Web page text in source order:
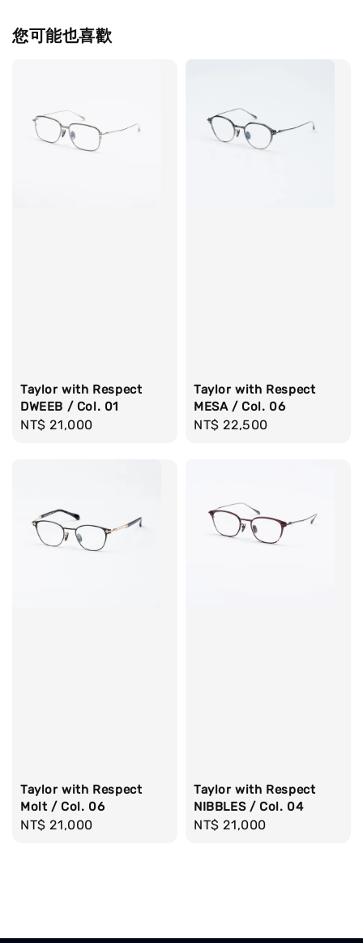
您可能也喜歡
Taylor with Respect
DWEEB / Col. 01
Regular
NT$ 21,000
Taylor with Respect
MESA / Col. 06
Regular
NT$ 22,500
Taylor with Respect
Molt / Col. 06
Regular
NT$ 21,000
Taylor with Respect
NIBBLES / Col. 04
Regular
NT$ 21,000